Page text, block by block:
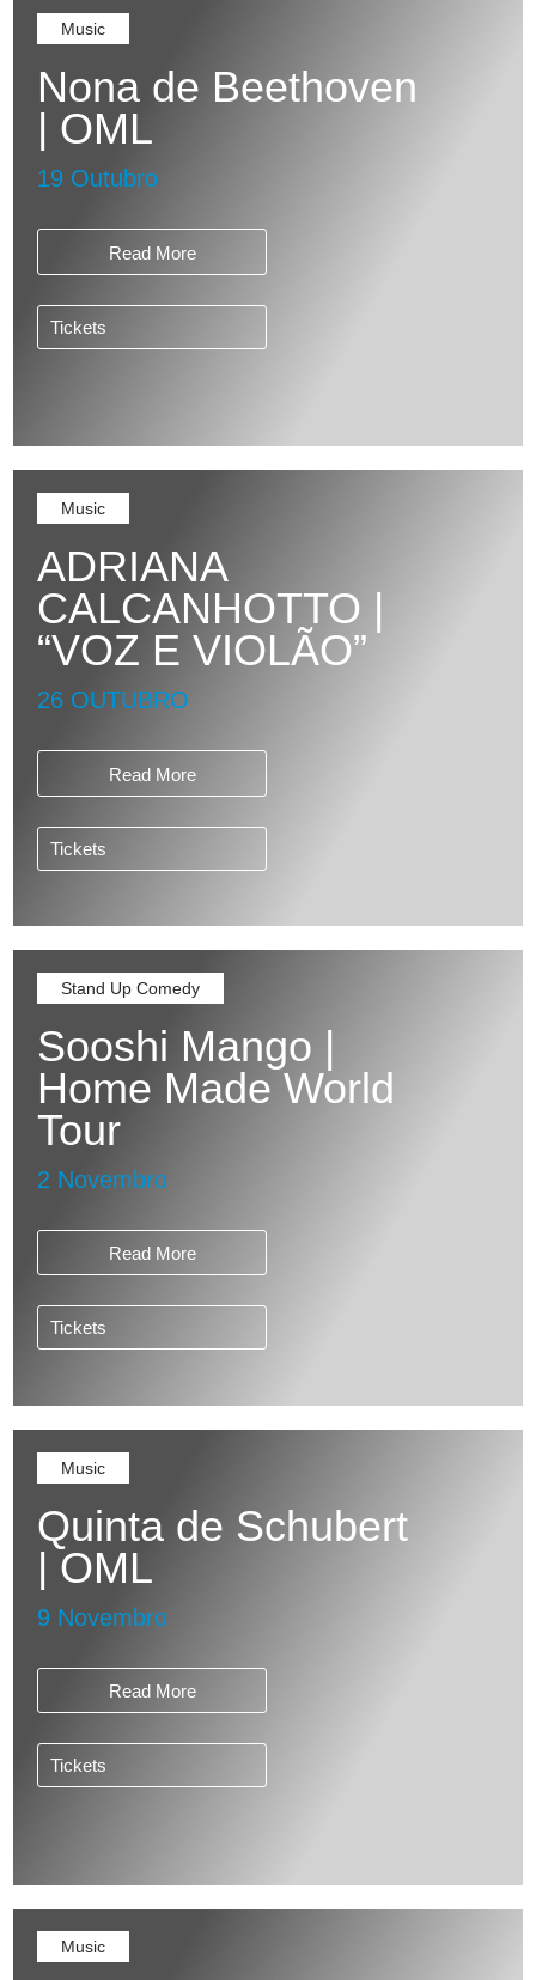
Music
Nona de Beethoven
| OML
19 Outubro
Read More
Tickets
Music
ADRIANA
CALCANHOTTO |
“VOZ E VIOLÃO”
26 OUTUBRO
Read More
Tickets
Stand Up Comedy
Sooshi Mango |
Home Made World
Tour
2 Novembro
Read More
Tickets
Music
Quinta de Schubert
| OML
9 Novembro
Read More
Tickets
Music